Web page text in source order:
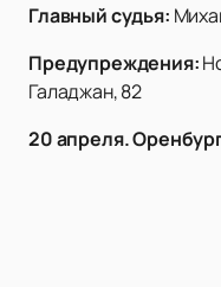
Главный судья:
Предупреждения:
Галаджан, 82
20 апреля.